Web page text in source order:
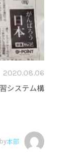
2020.08.06
システム構
本部